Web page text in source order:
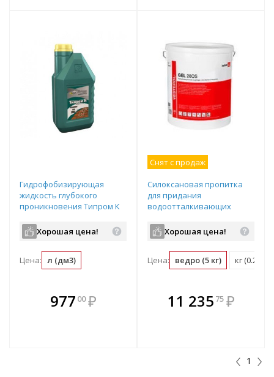
Гидрофобизирующая
жидкость глубокого
проникновения Типром К
Хорошая цена!
Цена: л (дм3)
977 00 ₽
В комплекте
всегда выгоднее!
Снят с продаж
Силоксановая пропитка
для придания
водоотталкивающих
фасада Quick-mix (Квик-
микс) Vesterol 5i Gel280,
цвет: - (ведро 5кг),
арт.72014
Хорошая цена!
Цена: ведро (5 кг) кг (0.2
В комплекте
всегда выгоднее!
11 235 75 ₽
1